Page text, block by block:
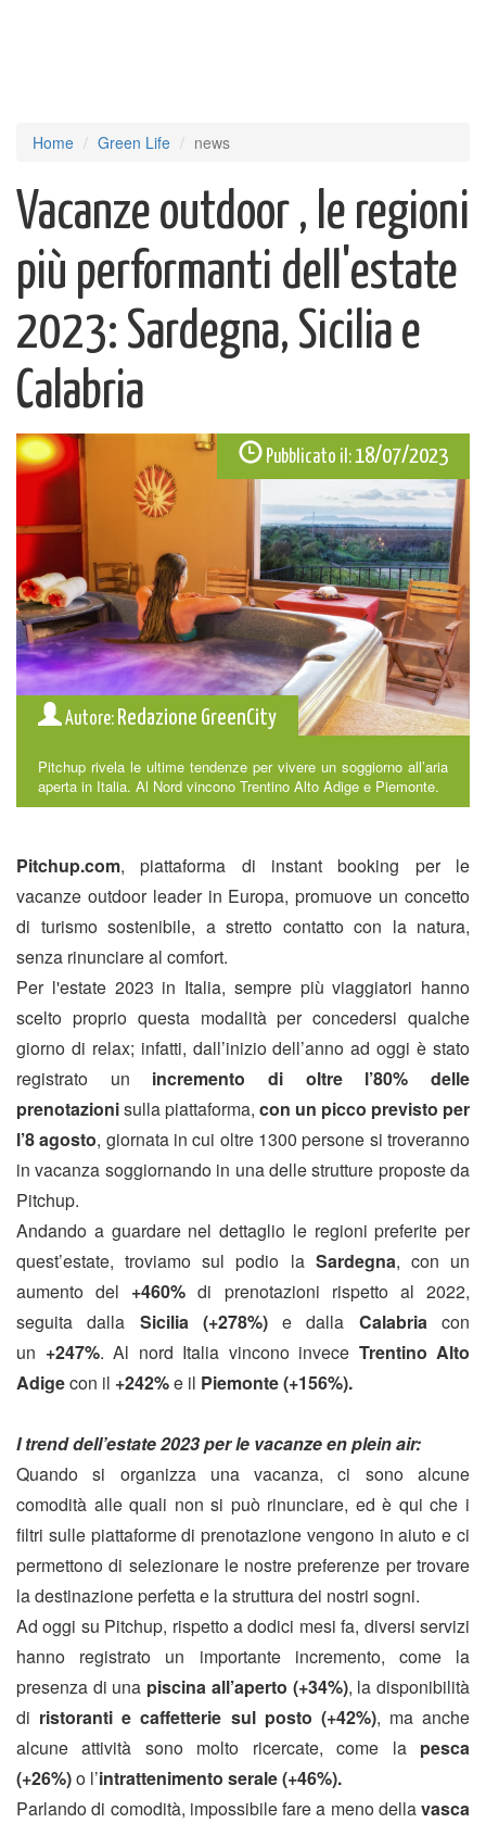
Home Green Life news
Vacanze outdoor , le regioni
più performanti dell'estate
2023: Sardegna, Sicilia e
Calabria
Pubblicato il:18/07/2023
Autore: Redazione GreenCity
Pitchup rivela le ultime tendenze per vivere un soggiorno all’aria
aperta in Italia. Al Nord vincono Trentino Alto Adige e Piemonte.
Pitchup.com, piattaforma di instant booking per le
vacanze outdoor leader in Europa, promuove un concetto
di turismo sostenibile, a stretto contatto con la natura,
senza rinunciare al comfort.
Per l'estate 2023 in Italia, sempre più viaggiatori hanno
scelto proprio questa modalità per concedersi qualche
giorno di relax; infatti, dall’inizio dell’anno ad oggi è stato
registrato un incremento di oltre l’80% delle
prenotazionisulla piattaforma, con un picco previsto per
l’8 agosto, giornata in cui oltre 1300 persone si troveranno
in vacanza soggiornando in una delle strutture proposte da
Pitchup.
Andando a guardare nel dettaglio le regioni preferite per
quest’estate, troviamo sul podio la Sardegna, con un
aumento del +460% di prenotazioni rispetto al 2022,
seguita dalla Sicilia (+278%)e dalla Calabriacon
un +247%. Al nord Italia vincono invece Trentino Alto
Adigecon il +242%e il Piemonte (+156%).
I trend dell’estate 2023 per le vacanze en plein air:
Quando si organizza una vacanza, ci sono alcune
comodità alle quali non si può rinunciare, ed è qui che i
filtri sulle piattaforme di prenotazione vengono in aiuto e ci
permettono di selezionare le nostre preferenze per trovare
la destinazione perfetta e la struttura dei nostri sogni.
Ad oggi su Pitchup, rispetto a dodici mesi fa, diversi servizi
hanno registrato un importante incremento, come la
presenza di una piscina all’aperto (+34%), la disponibilità
di ristoranti e caffetterie sul posto (+42%), ma anche
alcune attività sono molto ricercate, come lapesca
(+26%)o l’intrattenimento serale (+46%).
Parlando di comodità, impossibile fare a meno dellavasca